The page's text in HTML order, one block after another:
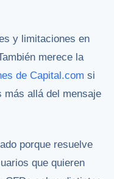
y limitaciones en
merece la
de Capital.com si
más allá del mensaje
porque resuelve
que quieren